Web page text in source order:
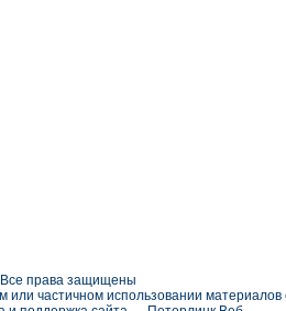
права защищены
или частичном использовании